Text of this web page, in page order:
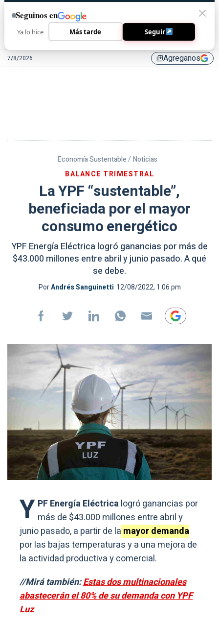
7/8/2026 library_addAgreganos
Economía Sustentable / Noticias
BALANCE TRIMESTRAL
La YPF “sustentable”,
beneficiada por el mayor
consumo energético
YPF Energía Eléctrica logró ganancias por más de
$43.000 millones entre abril y junio pasado. A qué
se debe.
PorAndrés Sanguinetti 12/08/2022, 1:06 pm
Y PF Energía Eléctricalogró ganancias por
más de $43.000 millones entre abril y
junio pasado, a partir de la mayor demanda
por las bajas temperaturas y a una mejora de
la actividad productiva y comercial.
//Mirá también:Estas dos multinacionales
abastecerán el 80% de su demanda con YPF
Luz
Seguinos en
Ya lo hice Más tarde Seguir